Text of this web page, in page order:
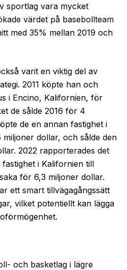
sportlag vara mycket
värdet på basebollteam
med 35% mellan 2019 och
varit en viktig del av
2011 köpte han och
i Encino, Kalifornien, för
de sålde 2016 för 4
de en annan fastighet i
miljoner dollar, och sålde den
2022 rapporterades det
i Kalifornien till
för 6,3 miljoner dollar.
ett smart tillvägagångssätt
vilket potentiellt kan lägga
och basketlag i lägre